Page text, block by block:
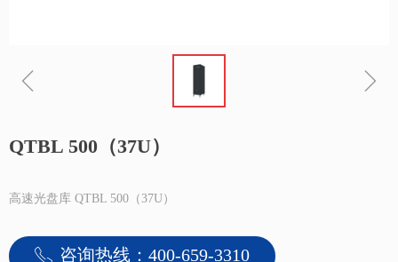
ꁆ ꁇ
QTBL 500（37U）
高速光盘库 QTBL 500（37U）
ꂅ 咨询热线：400-659-3310